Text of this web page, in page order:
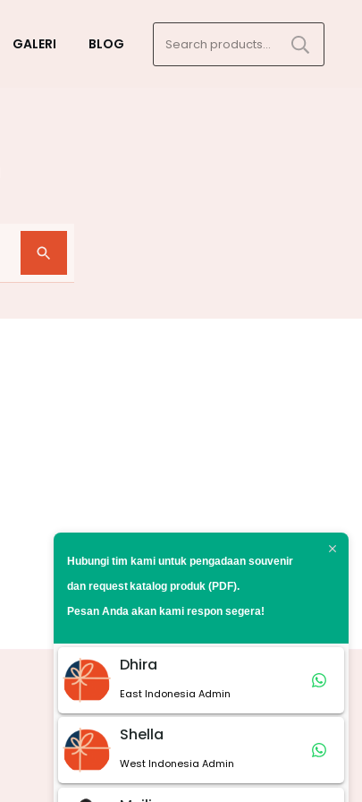
GALERI BLOG
for:
Marketplace
Hubungi tim kami untuk pengadaan souvenir
dan requestkatalog produk (PDF).
Pesan Anda akan kami respon segera!
Dhira
East Indonesia Admin
Shella
West Indonesia Admin